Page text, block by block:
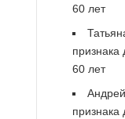
60 лет
60 лет
Андрей